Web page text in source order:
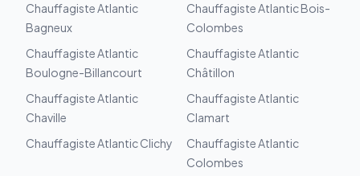
ChauffagisteAtlantic
Bagneux
ChauffagisteAtlanticBois-
Colombes
ChauffagisteAtlantic
Boulogne-Billancourt
ChauffagisteAtlantic
Châtillon
ChauffagisteAtlantic
Chaville
ChauffagisteAtlantic
Clamart
ChauffagisteAtlanticClichy ChauffagisteAtlantic
Colombes